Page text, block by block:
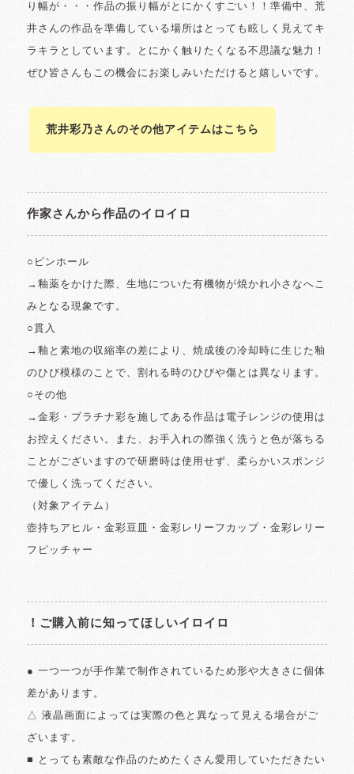
り幅が・・・作品の振り幅がとにかくすごい！！準備中、荒
井さんの作品を準備している場所はとっても眩しく見えてキ
ラキラとしています。とにかく触りたくなる不思議な魅力！
ぜひ皆さんもこの機会にお楽しみいただけると嬉しいです。
荒井彩乃さんのその他アイテムはこちら
作家さんから作品のイロイロ
○ピンホール
→釉薬をかけた際、生地についた有機物が焼かれ小さなへこ
みとなる現象です。
○貫入
→釉と素地の収縮率の差により、焼成後の冷却時に生じた釉
のひび模様のことで、割れる時のひびや傷とは異なります。
○その他
→金彩・プラチナ彩を施してある作品は電子レンジの使用は
お控えください。また、お手入れの際強く洗うと色が落ちる
ことがございますので研磨時は使用せず、柔らかいスポンジ
で優しく洗ってください。
（対象アイテム）
壺持ちアヒル・金彩豆皿・金彩レリーフカップ・金彩レリー
フピッチャー
！ご購入前に知ってほしいイロイロ
● 一つ一つが手作業で制作されているため形や大きさに個体
差があります。
△ 液晶画面によっては実際の色と異なって見える場合がご
ざいます。
■ とっても素敵な作品のためたくさん愛用していただきたい